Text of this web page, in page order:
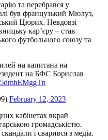
та перебрався у
був французький Мюлуз,
Цюрих. Невдовзі
кар’єру – став
футбольного союзу та
на капитана на
на БФС Борислав
February 12, 2023
кабінетах вкрай
громадськістю.
і сварився з медіа.